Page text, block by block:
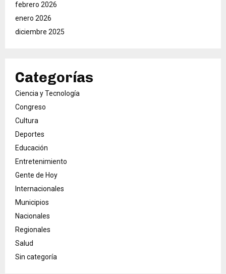
febrero 2026
enero 2026
diciembre 2025
Categorías
Ciencia y Tecnología
Congreso
Cultura
Deportes
Educación
Entretenimiento
Gente de Hoy
Internacionales
Municipios
Nacionales
Regionales
Salud
Sin categoría